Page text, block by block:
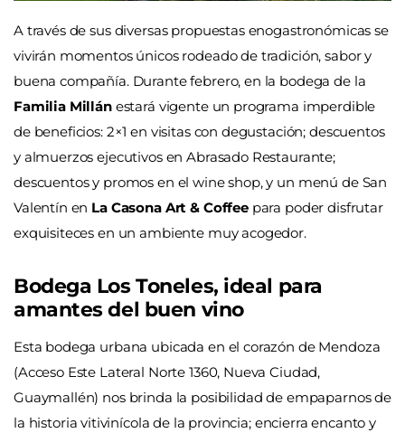
A través de sus diversas propuestas enogastronómicas se
vivirán momentos únicos rodeado de tradición, sabor y
buena compañía. Durante febrero, en la bodega de la
Familia Millánestará vigente un programa imperdible
de beneficios: 2×1 en visitas con degustación; descuentos
y almuerzos ejecutivos en Abrasado Restaurante;
descuentos y promos en el wine shop, y un menú de San
Valentín en La Casona Art & Coffeepara poder disfrutar
exquisiteces en un ambiente muy acogedor.
Bodega Los Toneles, ideal para
amantes del buen vino
Esta bodega urbana ubicada en el corazón de Mendoza
(Acceso Este Lateral Norte 1360, Nueva Ciudad,
Guaymallén) nos brinda la posibilidad de empaparnos de
la historia vitivinícola de la provincia; encierra encanto y